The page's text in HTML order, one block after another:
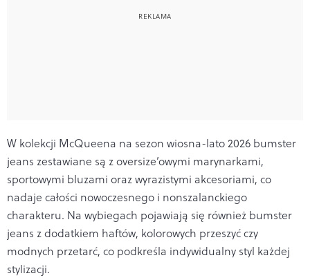
W kolekcji McQueena na sezon wiosna-lato 2026 bumster
jeans zestawiane są z oversize’owymi marynarkami,
sportowymi bluzami oraz wyrazistymi akcesoriami, co
nadaje całości nowoczesnego i nonszalanckiego
charakteru. Na wybiegach pojawiają się również bumster
jeans z dodatkiem haftów, kolorowych przeszyć czy
modnych przetarć, co podkreśla indywidualny styl każdej
stylizacji.